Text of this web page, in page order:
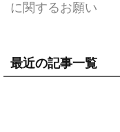
に関するお願い
最近の記事一覧